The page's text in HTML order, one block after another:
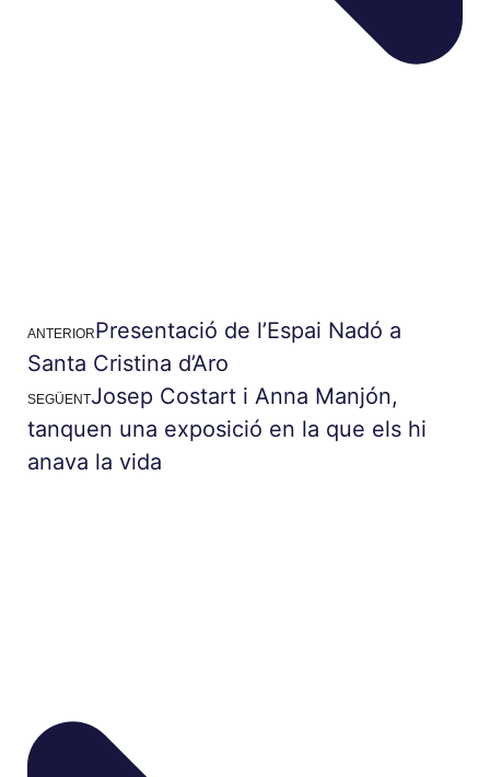
ANTERIORPresentació de l’Espai Nadó a
Santa Cristina d’Aro
SEGÜENTJosep Costart i Anna Manjón,
tanquen una exposició en la que els hi
anava la vida